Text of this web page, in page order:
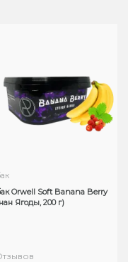
Orwell Soft Banana Berry
Ягоды, 200 г)